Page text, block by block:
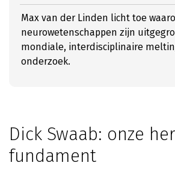
Max van der Linden licht toe
neurowetenschappen zijn
mondiale, interdisciplinaire
onderzoek.
Dick Swaab: onze
fundament